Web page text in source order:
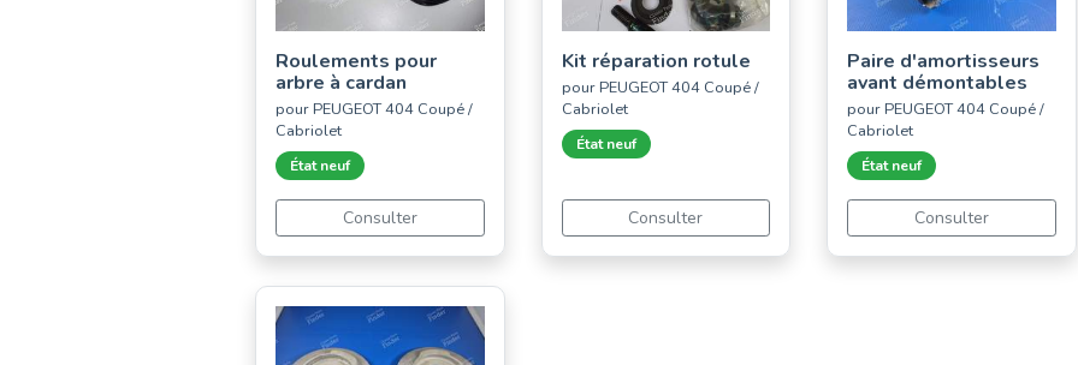
Roulements pour
arbre à cardan
pour PEUGEOT 404 Coupé /
Cabriolet
État neuf
Consulter
Kit réparation rotule
pour PEUGEOT 404 Coupé /
Cabriolet
État neuf
Consulter
Paire d'amortisseurs
avant démontables
pour PEUGEOT 404 Coupé /
Cabriolet
État neuf
Consulter